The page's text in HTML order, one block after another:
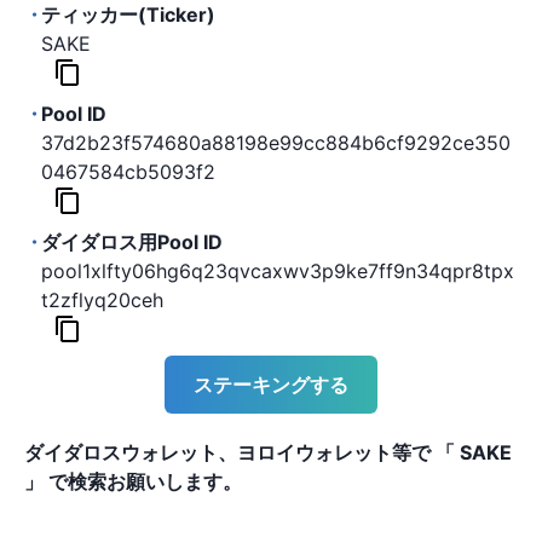
ティッカー(Ticker)
SAKE
Pool ID
37d2b23f574680a88198e99cc884b6cf9292ce350
0467584cb5093f2
ダイダロス用Pool ID
pool1xlfty06hg6q23qvcaxwv3p9ke7ff9n34qpr8tpx
t2zflyq20ceh
ステーキングする
ダイダロスウォレット、ヨロイウォレット等で 「 SAKE
」 で検索お願いします。